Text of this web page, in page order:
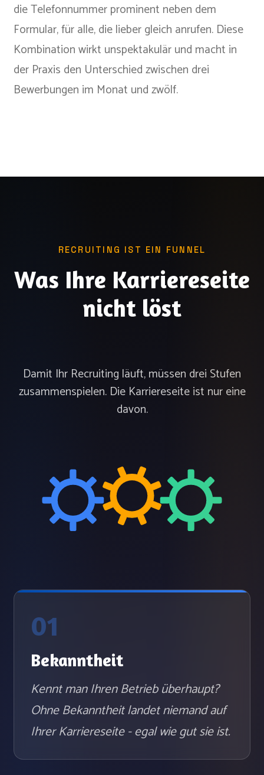
die Telefonnummer prominent neben dem
Formular, für alle, die lieber gleich anrufen. Diese
Kombination wirkt unspektakulär und macht in
der Praxis den Unterschied zwischen drei
Bewerbungen im Monat und zwölf.
RECRUITING IST EIN FUNNEL
Was Ihre Karriereseite
nicht löst
Damit Ihr Recruiting läuft, müssen drei Stufen
zusammenspielen. Die Karriereseite ist nur eine
davon.
01
Bekanntheit
Kennt man Ihren Betrieb überhaupt?
Ohne Bekanntheit landet niemand auf
Ihrer Karriereseite - egal wie gut sie ist.